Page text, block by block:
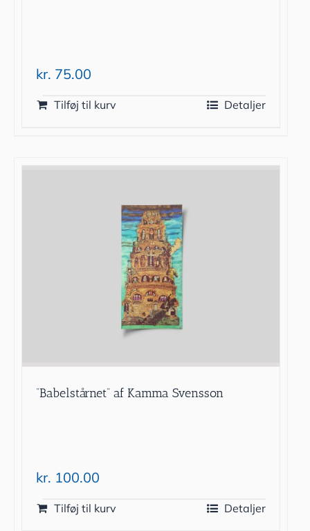
kr. 75.00
Tilføj til kurv Detaljer
”Babelstårnet” af Kamma Svensson
kr. 100.00
Tilføj til kurv Detaljer